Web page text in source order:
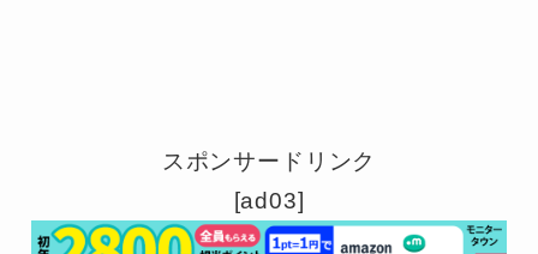
スポンサードリンク
[ad03]